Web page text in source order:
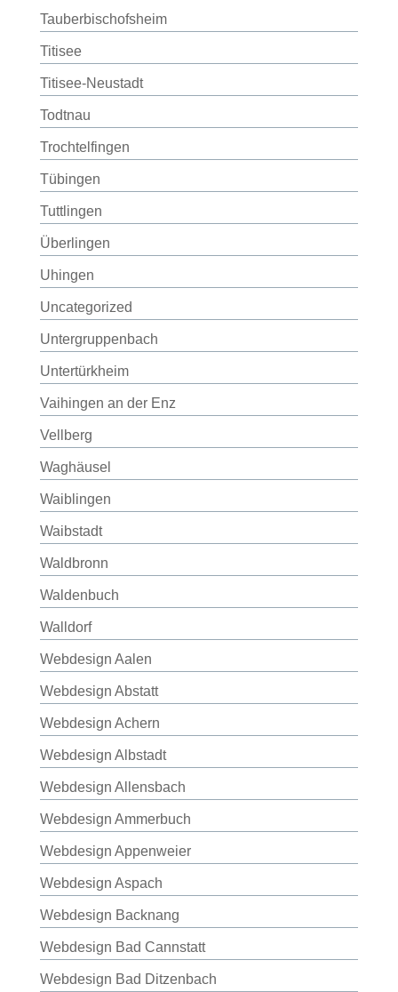
Tauberbischofsheim
Titisee
Titisee-Neustadt
Todtnau
Trochtelfingen
Tübingen
Tuttlingen
Überlingen
Uhingen
Uncategorized
Untergruppenbach
Untertürkheim
Vaihingen an der Enz
Vellberg
Waghäusel
Waiblingen
Waibstadt
Waldbronn
Waldenbuch
Walldorf
Webdesign Aalen
Webdesign Abstatt
Webdesign Achern
Webdesign Albstadt
Webdesign Allensbach
Webdesign Ammerbuch
Webdesign Appenweier
Webdesign Aspach
Webdesign Backnang
Webdesign Bad Cannstatt
Webdesign Bad Ditzenbach